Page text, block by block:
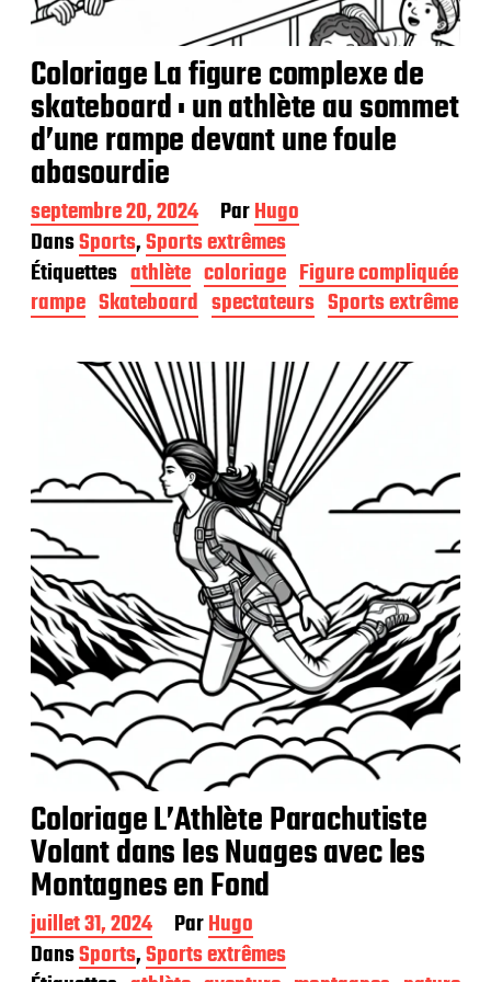
Coloriage La figure complexe de
skateboard : un athlète au sommet
d’une rampe devant une foule
abasourdie
D
a
t
e
d
e
t
o
n
septembre 20, 2024 ParHugo
DansSports,Sports extrêmes
Étiquettes athlète coloriage Figure compliquée
rampe Skateboard spectateurs Sports extrême
Coloriage L’Athlète Parachutiste
Volant dans les Nuages avec les
Montagnes en Fond
D
a
t
juillet 31, 2024 ParHugo
DansSports,Sports extrêmes